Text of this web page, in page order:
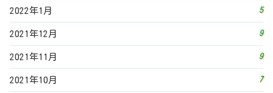
2022年1月 5
2021年12月 9
2021年11月 9
2021年10月 7